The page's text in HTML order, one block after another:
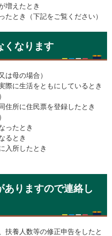
増えたとき
たとき（下記をご覧ください）
くなります
は母の場合）
際に生活をともにしているとき
住所に住民票を登録したとき
ったとき
るとき
入所したとき
ありますので連絡し
扶養人数等の修正申告をしたと